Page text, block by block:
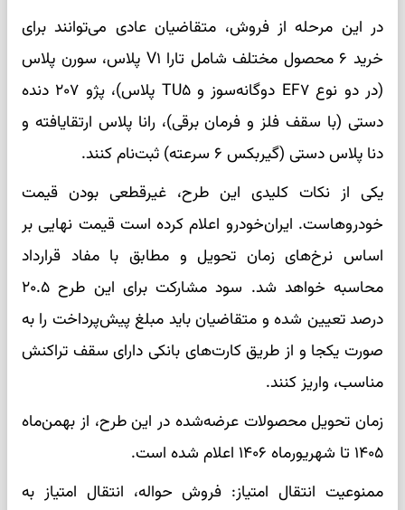
در این مرحله از فروش، متقاضیان عادی می‌توانند برای
خرید ۶ محصول مختلف شامل تارا V۱ پلاس، سورن پلاس
(در دو نوع EF۷ دوگانه‌سوز و TU۵ پلاس)، پژو ۲۰۷ دنده
دستی (با سقف فلز و فرمان برقی)، رانا پلاس ارتقایافته و
دنا پلاس دستی (گیربکس ۶ سرعته) ثبت‌نام کنند.
یکی از نکات کلیدی این طرح، غیرقطعی بودن قیمت
خودروهاست. ایران‌خودرو اعلام کرده است قیمت نهایی بر
اساس نرخ‌های زمان تحویل و مطابق با مفاد قرارداد
محاسبه خواهد شد. سود مشارکت برای این طرح ۲۰.۵
درصد تعیین شده و متقاضیان باید مبلغ پیش‌پرداخت را به
صورت یکجا و از طریق کارت‌های بانکی دارای سقف تراکنش
مناسب، واریز کنند.
زمان تحویل محصولات عرضه‌شده در این طرح، از بهمن‌ماه
۱۴۰۵ تا شهریورماه ۱۴۰۶ اعلام شده است.
ممنوعیت انتقال امتیاز: فروش حواله، انتقال امتیاز به